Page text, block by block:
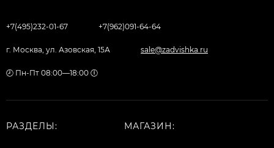
+7(495)232-01-67 +7(962)091-64-64
г. Москва, ул. Азовская, 15А sale@zadvishka.ru
🕗 Пн-Пт 08:00—18:00 🕕
РАЗДЕЛЫ: МАГАЗИН: